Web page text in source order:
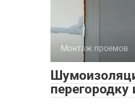
Монтаж проемов
перегородку